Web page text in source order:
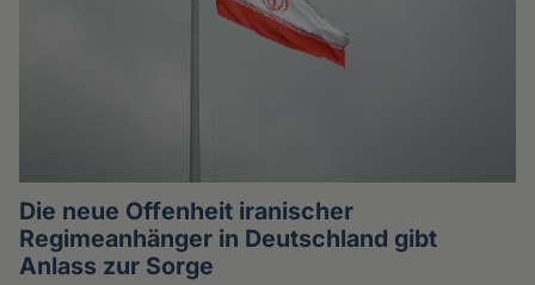
Die neue Offenheit iranischer
Regimeanhänger in Deutschland gibt
Anlass zur Sorge